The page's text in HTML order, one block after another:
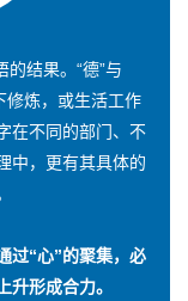
的结果。“德”与
修炼，或生活工作
在不同的部门、不
中，更有其具体的
过“心”的聚集，必
形成合力。